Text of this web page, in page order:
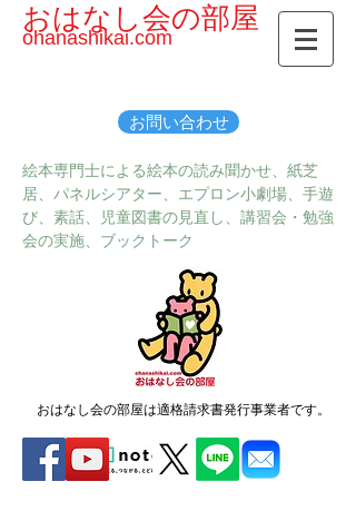
おはなし会の部屋
ohanashikai.com
お問い合わせ
絵本専門士による絵本の読み聞かせ、紙芝
居、パネルシアター、エプロン小劇場、手遊
び、素話、児童図書の見直し、講習会・勉強
会の実施、ブックトーク
おはなし会の部屋は適格請求書発行事業者です。